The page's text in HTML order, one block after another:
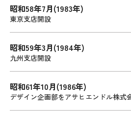
昭和58年7月(1983年)
東京支店開設
昭和59年3月(1984年)
九州支店開設
昭和61年10月(1986年)
デザイン企画部をアサヒエンドル株式